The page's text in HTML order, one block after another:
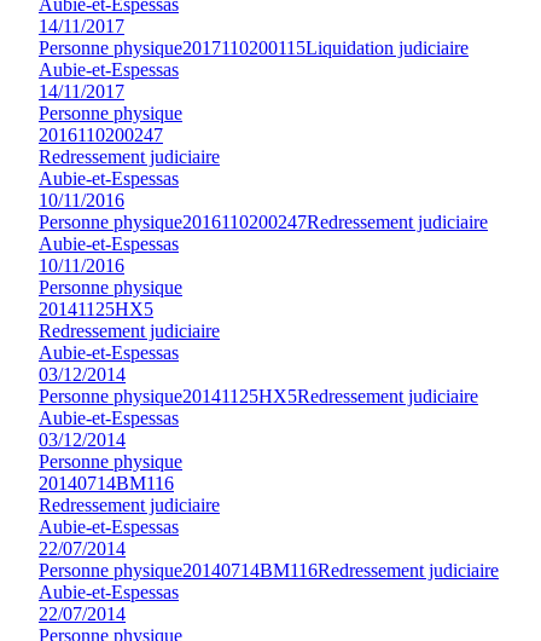
14/11/2017
Personne physique2017110200115Liquidation judiciaire
Aubie-et-Espessas
14/11/2017
Personne physique
2016110200247
Redressement judiciaire
Aubie-et-Espessas
10/11/2016
Personne physique2016110200247Redressement judiciaire
Aubie-et-Espessas
10/11/2016
Personne physique
20141125HX5
Redressement judiciaire
Aubie-et-Espessas
03/12/2014
Personne physique20141125HX5Redressement judiciaire
Aubie-et-Espessas
03/12/2014
Personne physique
20140714BM116
Redressement judiciaire
Aubie-et-Espessas
22/07/2014
Personne physique20140714BM116Redressement judiciaire
Aubie-et-Espessas
22/07/2014
Personne physique